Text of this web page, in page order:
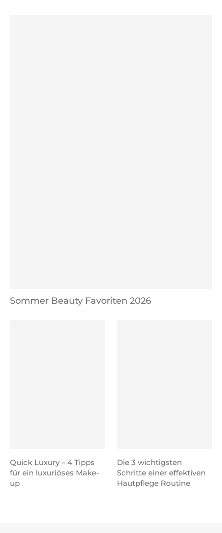
Sommer Beauty Favoriten 2026
Quick Luxury – 4 Tipps
für ein luxuriöses Make-
up
Die 3 wichtigsten
Schritte einer effektiven
Hautpflege Routine